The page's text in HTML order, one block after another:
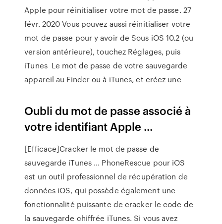
Apple pour réinitialiser votre mot de passe. 27
févr. 2020 Vous pouvez aussi réinitialiser votre
mot de passe pour y avoir de Sous iOS 10.2 (ou
version antérieure), touchez Réglages, puis
iTunes Le mot de passe de votre sauvegarde
appareil au Finder ou à iTunes, et créez une
Oubli du mot de passe associé à
votre identifiant Apple ...
[Efficace]Cracker le mot de passe de
sauvegarde iTunes ... PhoneRescue pour iOS
est un outil professionnel de récupération de
données iOS, qui possède également une
fonctionnalité puissante de cracker le code de
la sauvegarde chiffrée iTunes. Si vous avez